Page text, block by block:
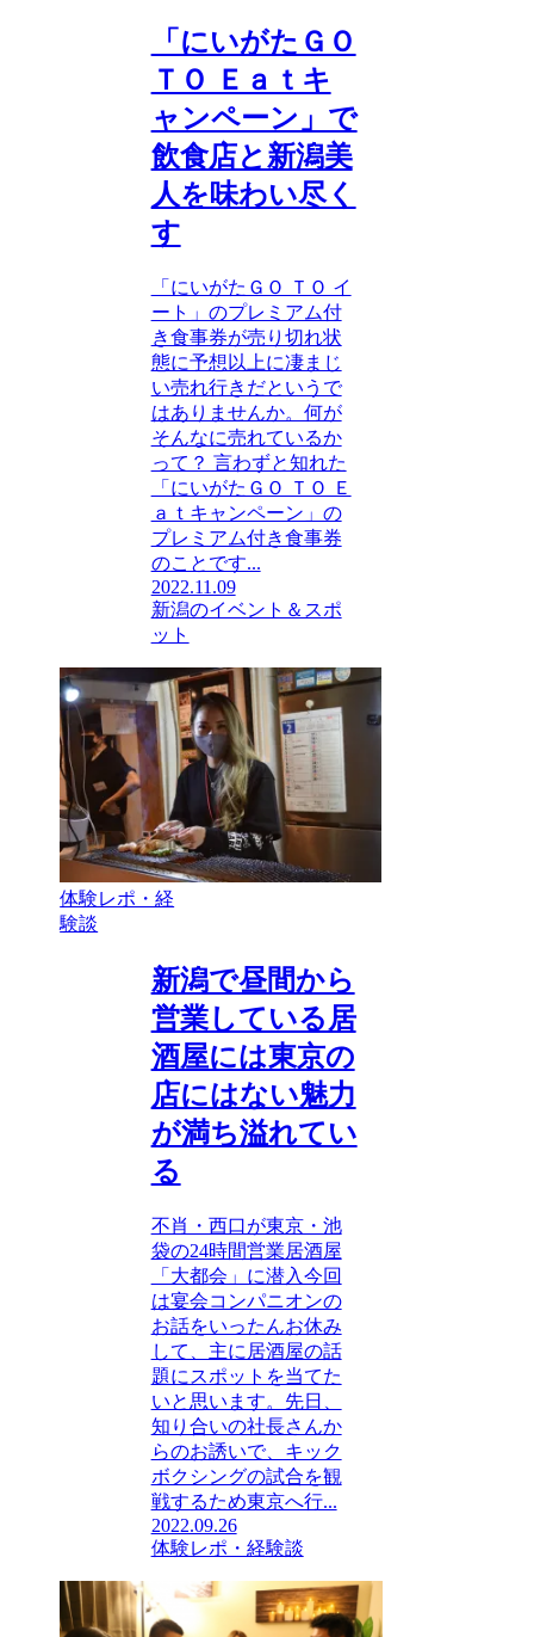
「にいがたＧＯ
ＴＯ Ｅａｔキ
ャンペーン」で
飲食店と新潟美
人を味わい尽く
す
「にいがたＧＯ ＴＯ イ
ート」のプレミアム付
き食事券が売り切れ状
態に予想以上に凄まじ
い売れ行きだというで
はありませんか。何が
そんなに売れているか
って？ 言わずと知れた
「にいがたＧＯ ＴＯ Ｅ
ａｔキャンペーン」の
プレミアム付き食事券
のことです...
2022.11.09
新潟のイベント＆スポ
ット
体験レポ・経
験談
新潟で昼間から
営業している居
酒屋には東京の
店にはない魅力
が満ち溢れてい
る
不肖・西口が東京・池
袋の24時間営業居酒屋
「大都会」に潜入今回
は宴会コンパニオンの
お話をいったんお休み
して、主に居酒屋の話
題にスポットを当てた
いと思います。先日、
知り合いの社長さんか
らのお誘いで、キック
ボクシングの試合を観
戦するため東京へ行...
2022.09.26
体験レポ・経験談